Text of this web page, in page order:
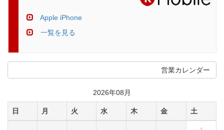
Apple iPhone
一覧を見る
営業カレンダー
2026年08月
日 月 火 水 木 金 土